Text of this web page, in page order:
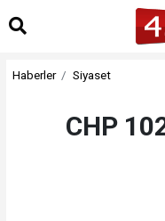
Haberler Siyaset
CHP